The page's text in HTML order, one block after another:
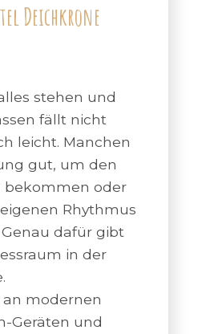
Deichkrone
stehen und
fällt nicht
leicht. Manchen
gut, um den
bekommen oder
Rhythmus
dafür gibt
in der
modernen
Geräten und